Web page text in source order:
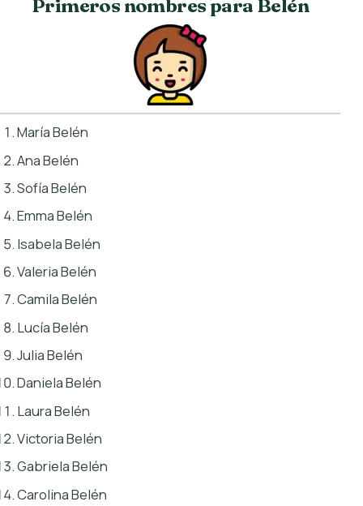
Primeros nombres para Belén
María Belén
Ana Belén
Sofía Belén
Emma Belén
Isabela Belén
Valeria Belén
Camila Belén
Lucía Belén
Julia Belén
Daniela Belén
Laura Belén
Victoria Belén
Gabriela Belén
Carolina Belén